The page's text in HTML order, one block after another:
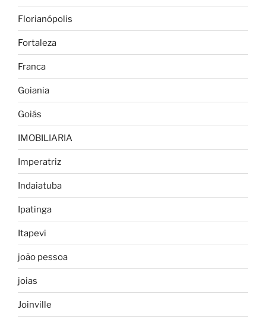
Florianópolis
Fortaleza
Franca
Goiania
Goiás
IMOBILIARIA
Imperatriz
Indaiatuba
Ipatinga
Itapevi
joão pessoa
joias
Joinville